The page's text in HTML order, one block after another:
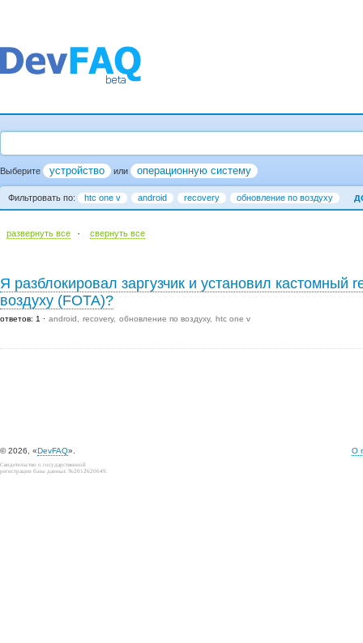
Выберите устройство или операционную систему
Фильтровать по: htc one v android recovery обновление по воздуху
развернуть все · cвернуть все
Я разблокировал заргузчик и установил кастомный
воздуху (FOTA)?
ответов: 1 android recovery обновление по воздуху htc one v
© 2026, «DevFAQ». О
Свидетельство о государственной
регистрации базы данных №2012620649.